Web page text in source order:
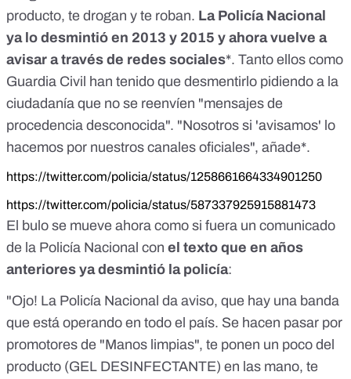
producto, te drogan y te roban. La Policía Nacional
ya lo desmintió en 2013 y 2015 y ahora vuelve a
avisar a través de redes sociales*. Tanto ellos como
Guardia Civil han tenido que desmentirlo pidiendo a la
ciudadanía que no se reenvíen "mensajes de
procedencia desconocida". "Nosotros si 'avisamos' lo
hacemos por nuestros canales oficiales", añade*.
https://twitter.com/policia/status/1258661664334901250
https://twitter.com/policia/status/587337925915881473
El bulo se mueve ahora como si fuera un comunicado
de la Policía Nacional con el texto que en años
anteriores ya desmintió la policía:
"Ojo! La Policía Nacional da aviso, que hay una banda
que está operando en todo el país. Se hacen pasar por
promotores de "Manos limpias", te ponen un poco del
producto (GEL DESINFECTANTE) en las mano, te